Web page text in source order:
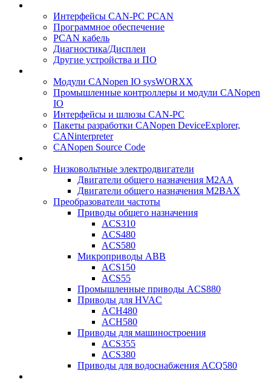
Интерфейсы CAN-PC PCAN
Программное обеспечение
PCAN кабель
Диагностика/Дисплеи
Другие устройства и ПО
Модули CANopen IO sysWORXX
Промышленные контроллеры и модули CANopen
IO
Интерфейсы и шлюзы CAN-PC
Пакеты разработки CANopen DeviceExplorer,
CANinterpreter
CANopen Source Code
Низковольтные электродвигатели
Двигатели общего назначения M2AA
Двигатели общего назначения M2BAX
Преобразователи частоты
Приводы общего назначения
ACS310
ACS480
ACS580
Микроприводы ABB
ACS150
ACS55
Промышленные приводы ACS880
Приводы для HVAC
ACH480
ACH580
Приводы для машиностроения
ACS355
ACS380
Приводы для водоснабжения ACQ580